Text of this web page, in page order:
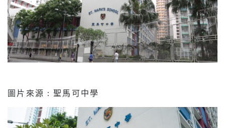
圖片來源 : 聖馬可中學